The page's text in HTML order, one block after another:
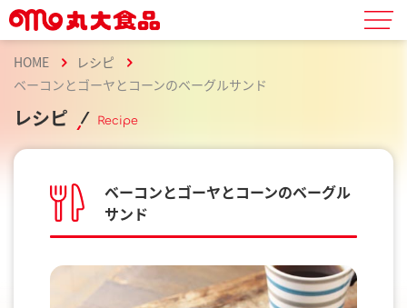
HOME
レシピ
ベーコンとゴーヤとコーンのベーグルサンド
レシピ Recipe
ベーコンとゴーヤとコーンのベーグル
サンド